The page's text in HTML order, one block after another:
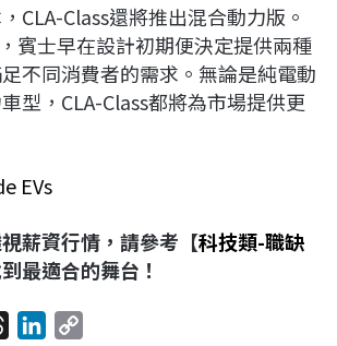
CLA-Class還將推出混合動力版。
賓士早在設計初期便決定提供兩種
不同消費者的需求。無論是純電動
型，CLA-Class都將為市場提供更
EVs
薪資行情，請參考【科技類-職缺
最適合的舞台！